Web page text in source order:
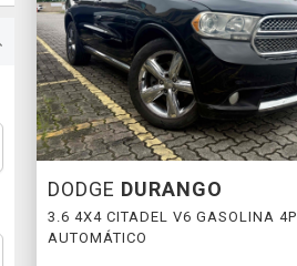
DODGE DURANGO
3.6 4X4 CITADEL V6 GASOLINA 4P
AUTOMÁTICO